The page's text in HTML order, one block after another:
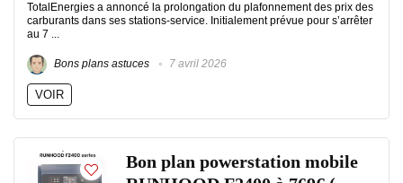
TotalEnergies a annoncé la prolongation du plafonnement des prix des
carburants dans ses stations-service. Initialement prévue pour s’arrêter
au 7 ...
Bons plans astuces 7 avril 2026
VOIR
Bon plan powerstation mobile